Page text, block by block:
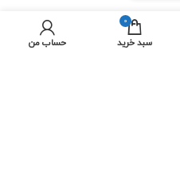
0
سبد خرید حساب من